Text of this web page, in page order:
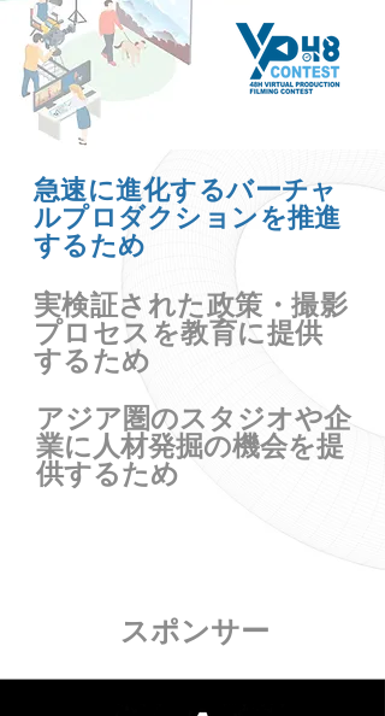
実検証された政策・撮影
プロセスを教育に提供
するため
アジア圏のスタジオや企
業に人材発掘の機会を提
供するため
急速に進化するバーチャ
ルプロダクションを推進
するため
スポンサー